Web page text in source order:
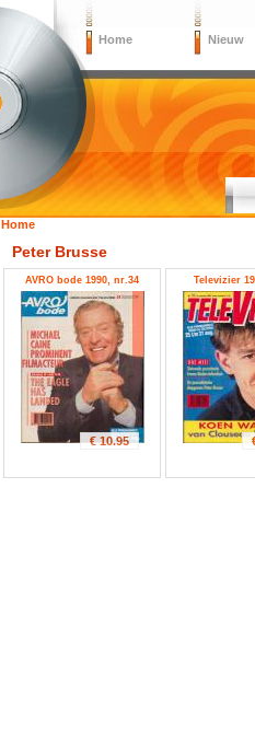
Home Nieuw
Home
Peter Brusse
AVRO bode 1990, nr.34
€ 10.95
Televizier